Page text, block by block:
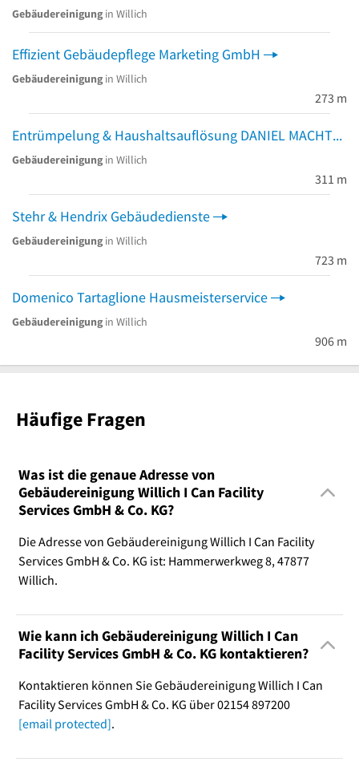
Gebäudereinigung in Willich
Effizient Gebäudepflege Marketing GmbH
Gebäudereinigung in Willich
273 m
Entrümpelung & Haushaltsauflösung DANIEL MACHT
Gebäudereinigung in Willich
311 m
Stehr & Hendrix Gebäudedienste
Gebäudereinigung in Willich
723 m
Domenico Tartaglione Hausmeisterservice
Gebäudereinigung in Willich
906 m
Häufige Fragen
Was ist die genaue Adresse von
Gebäudereinigung Willich I Can Facility
Services GmbH & Co. KG?
Die Adresse von Gebäudereinigung Willich I Can Facility
Services GmbH & Co. KG ist: Hammerwerkweg 8, 47877
Willich.
Wie kann ich Gebäudereinigung Willich I Can
Facility Services GmbH & Co. KG kontaktieren?
Kontaktieren können Sie Gebäudereinigung Willich I Can
Facility Services GmbH & Co. KG über 02154 897200
[email protected].